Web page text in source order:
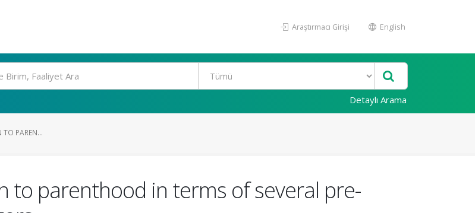
Araştırmacı Girişi English
Detaylı Arama
TO PAREN...
to parenthood in terms of several pre-